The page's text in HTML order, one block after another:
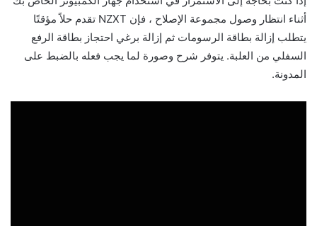
أثناء انتظار وصول مجموعة الإصلاح ، فإن NZXT تقدم حلاً مؤقتًا
يتطلب إزالة بطاقة الرسومات ثم إزالة برغي احتجاز بطاقة الرفع
السفلي من العلبة. يتوفر شرح وصورة لما يجب فعله بالضبط على
المدونة.